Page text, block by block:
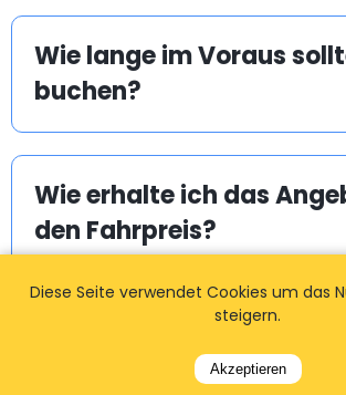
Wie lange im Voraus
buchen?
Wie erhalte ich das
den Fahrpreis?
Wie kann ich meine
ändern / ändern?
Diese Seite verwendet Cookies um das
steigern.
Akzeptieren